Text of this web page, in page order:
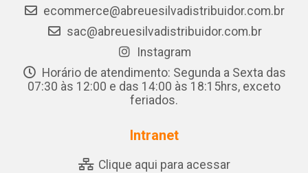
ecommerce@abreuesilvadistribuidor.com.br
sac@abreuesilvadistribuidor.com.br
Instagram
Horário de atendimento: Segunda a Sexta das
07:30 às 12:00 e das 14:00 às 18:15hrs, exceto
feriados.
Intranet
Clique aqui para acessar